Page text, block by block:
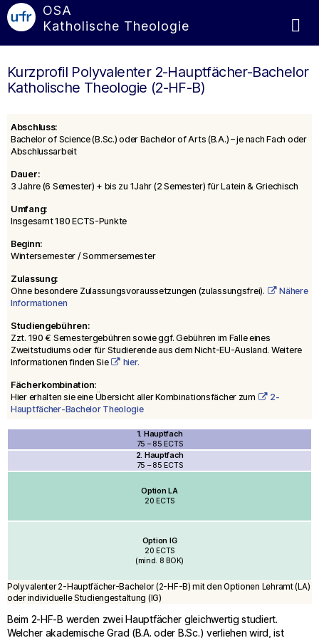
OSA
Katholische Theologie
Kurzprofil Polyvalenter 2-Hauptfächer-Bachelor
Katholische Theologie (2-HF-B)
Abschluss:
Bachelor of Science (B.Sc.) oder Bachelor of Arts (B.A.) – je nach Fach oder
Abschlussarbeit
Dauer:
3 Jahre (6 Semester) + bis zu 1Jahr (2 Semester) für Latein & Griechisch
Umfang:
Insgesamt 180 ECTS-Punkte
Beginn:
Wintersemester / Sommersemester
Zulassung:
Ohne besondere Zulassungsvoraussetzungen (zulassungsfrei).
Nähere
Informationen
Studiengebühren:
Zzt. 190 € Semestergebühren sowie ggf. Gebühren im Falle eines
Zweitstudiums oder für Studierende aus dem Nicht-EU-Ausland. Weitere
Informationen finden Sie
hier.
Fächerkombination:
Hier erhalten sie eine Übersicht aller Kombinationsfächer zum
2-
Hauptfächer-Bachelor Theologie
1. Hauptfach
75 – 85 ECTS
2. Hauptfach
75 – 85 ECTS
Option LA
20 ECTS
Option IG
20 ECTS
(mind. 8 BOK)
Polyvalenter 2-Hauptfächer-Bachelor (2-HF-B) mit den Optionen Lehramt (LA)
oder individuelle Studiengestaltung (IG)
Beim 2-HF-B werden zwei Hauptfächer gleichwertig studiert.
Welcher akademische Grad (B.A. oder B.Sc.) verliehen wird, ist